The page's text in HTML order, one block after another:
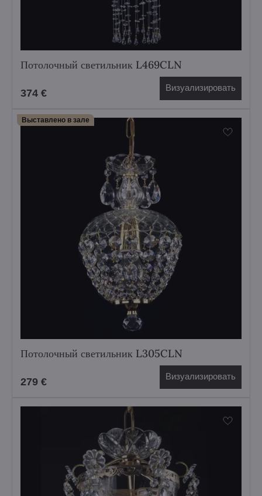
Потолочный светильник L469CLN
374 € Визуализировать
Выставлено в зале
Потолочный светильник L305CLN
279 € Визуализировать